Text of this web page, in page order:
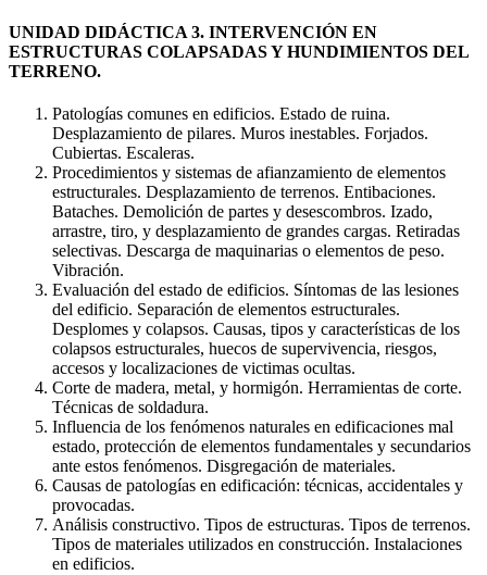
UNIDAD DIDÁCTICA 3. INTERVENCIÓN EN
ESTRUCTURAS COLAPSADAS Y HUNDIMIENTOS DEL
TERRENO.
Patologías comunes en edificios. Estado de ruina.
Desplazamiento de pilares. Muros inestables. Forjados.
Cubiertas. Escaleras.
Procedimientos y sistemas de afianzamiento de elementos
estructurales. Desplazamiento de terrenos. Entibaciones.
Bataches. Demolición de partes y desescombros. Izado,
arrastre, tiro, y desplazamiento de grandes cargas. Retiradas
selectivas. Descarga de maquinarias o elementos de peso.
Vibración.
Evaluación del estado de edificios. Síntomas de las lesiones
del edificio. Separación de elementos estructurales.
Desplomes y colapsos. Causas, tipos y características de los
colapsos estructurales, huecos de supervivencia, riesgos,
accesos y localizaciones de victimas ocultas.
Corte de madera, metal, y hormigón. Herramientas de corte.
Técnicas de soldadura.
Influencia de los fenómenos naturales en edificaciones mal
estado, protección de elementos fundamentales y secundarios
ante estos fenómenos. Disgregación de materiales.
Causas de patologías en edificación: técnicas, accidentales y
provocadas.
Análisis constructivo. Tipos de estructuras. Tipos de terrenos.
Tipos de materiales utilizados en construcción. Instalaciones
en edificios.